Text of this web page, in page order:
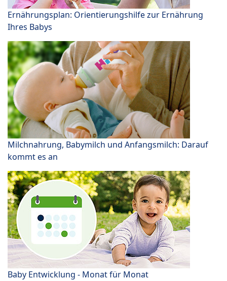
Ernährungsplan: Orientierungshilfe zur Ernährung
Ihres Babys
Milchnahrung, Babymilch und Anfangsmilch: Darauf
kommt es an
Baby Entwicklung - Monat für Monat